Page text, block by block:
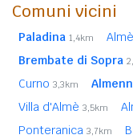
Comuni vicini
Paladina 1,4km Almè
Brembate di Sopra
Curno 3,3km
Villa d'Almè 3,5km
Ponteranica 3,7km